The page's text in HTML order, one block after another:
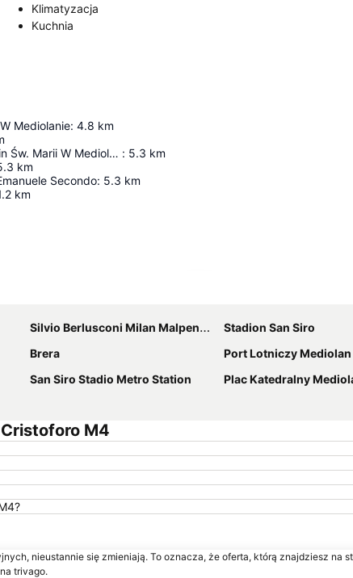
Klimatyzacja
Kuchnia
Mediolanie: 4.8 km
Katedra Narodzin Św. Marii W Mediolanie : 5.3 km
km
Secondo: 5.3 km
km
Silvio Berlusconi Milan Malpensa Airport
Stadion San Siro
Brera
Port Lotniczy Mediolan
San Siro Stadio Metro Station
Plac Katedralny
M4
nieustannie się zmieniają. To oznacza, że oferta, którą znajdziesz na
trivago.